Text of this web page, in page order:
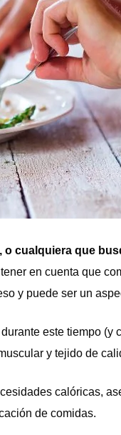
cualquiera que
en cuenta que
y puede ser un
este tiempo (y
y tejido de
calóricas,
de comidas.